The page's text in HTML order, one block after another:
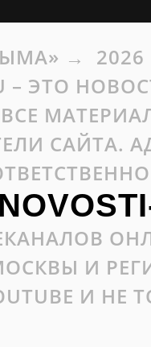
→ 2026
– ЭТО
САЙТА.
И
И